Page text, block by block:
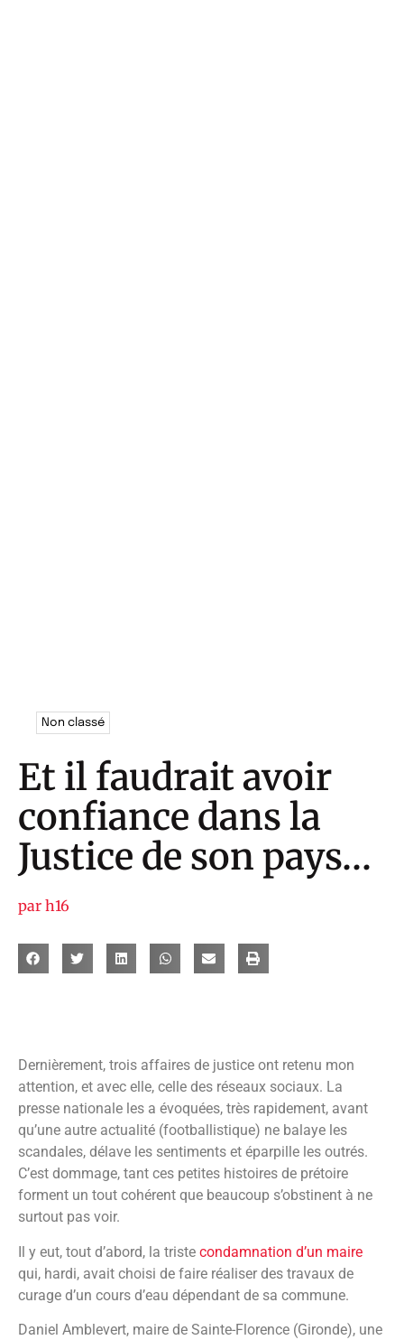
Non classé
Et il faudrait avoir
confiance dans la
Justice de son pays…
par h16
Dernièrement, trois affaires de justice ont retenu mon
attention, et avec elle, celle des réseaux sociaux. La
presse nationale les a évoquées, très rapidement, avant
qu’une autre actualité (footballistique) ne balaye les
scandales, délave les sentiments et éparpille les outrés.
C’est dommage, tant ces petites histoires de prétoire
forment un tout cohérent que beaucoup s’obstinent à ne
surtout pas voir.
Il y eut, tout d’abord, la triste condamnation d’un maire
qui, hardi, avait choisi de faire réaliser des travaux de
curage d’un cours d’eau dépendant de sa commune.
Daniel Amblevert, maire de Sainte-Florence (Gironde), une